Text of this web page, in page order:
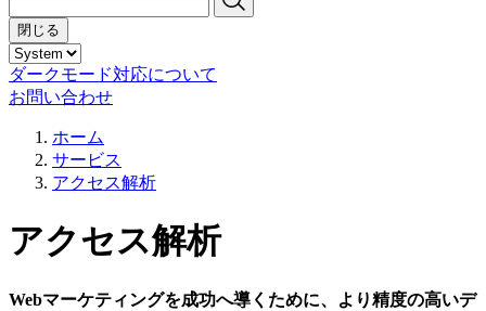
閉じる
ダークモード対応について
お問い合わせ
ホーム
サービス
アクセス解析
アクセス解析
Webマーケティングを成功へ導くために、より精度の高いデ